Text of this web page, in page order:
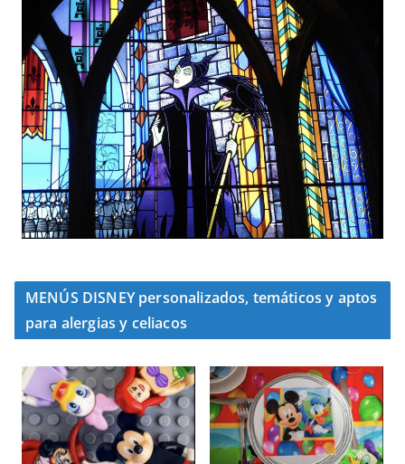
MENÚS DISNEY personalizados, temáticos y aptos
para alergias y celiacos